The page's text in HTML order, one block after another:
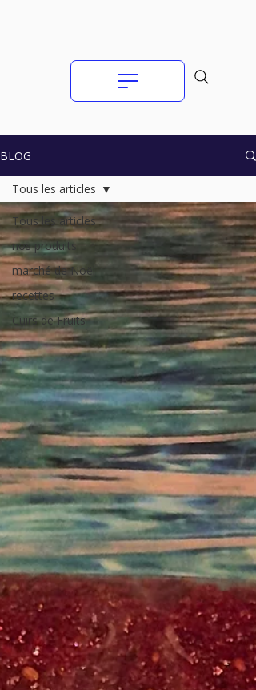
BLOG
Tous les articles
nos produits
marché de Noël
recettes
Cuirs de Fruits
Tous les articles